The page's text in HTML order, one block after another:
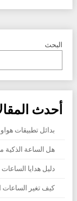
البحث
أحدث
بدائل تطبيقات
هل الساعة الذكية
دليل هدايا الساعات
كيف تغير الساعات